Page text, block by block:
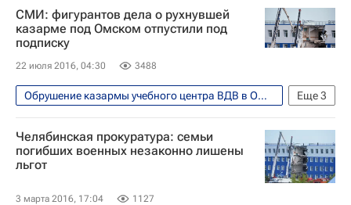
СМИ: фигурантов дела о рухнувшей
казарме под Омском отпустили под
подписку
22 июля 2016, 04:30 3488
Еще3
Обрушение казармы учебного центра ВДВ в Омске
Происшествия
Омская область
Омск
Челябинская прокуратура: семьи
погибших военных незаконно лишены
льгот
3 марта 2016, 17:04 1127